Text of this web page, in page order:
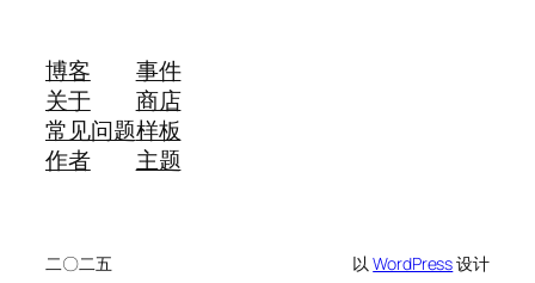
博客
关于
常见问题
作者
事件
商店
样板
主题
二〇二五 以WordPress设计